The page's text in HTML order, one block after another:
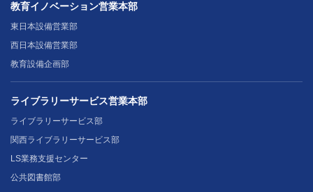
教育イノベーション営業本部
東日本設備営業部
西日本設備営業部
教育設備企画部
ライブラリーサービス営業本部
ライブラリーサービス部
関西ライブラリーサービス部
LS業務支援センター
公共図書館部